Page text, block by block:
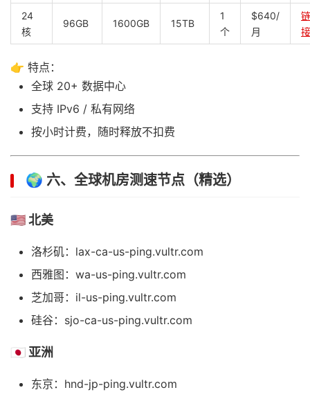
24
核
96GB 1600GB 15TB
1
个
$640/
月
链
接
👉 特点：
全球 20+ 数据中心
支持 IPv6 / 私有网络
按小时计费，随时释放不扣费
🌍 六、全球机房测速节点（精选）
🇺🇸 北美
洛杉矶：lax-ca-us-ping.vultr.com
西雅图：wa-us-ping.vultr.com
芝加哥：il-us-ping.vultr.com
硅谷：sjo-ca-us-ping.vultr.com
🇯🇵 亚洲
东京：hnd-jp-ping.vultr.com